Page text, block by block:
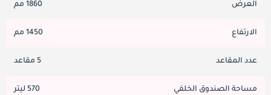
العرض 1860 مم
الارتفاع 1450 مم
عدد المقاعد 5 مقاعد
مساحة الصندوق الخلفي 570 ليتر